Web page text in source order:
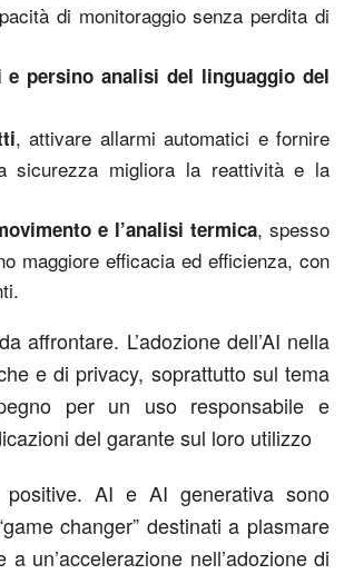
di monitoraggio senza perdita di
persino analisi del linguaggio del
, attivare allarmi automatici e fornire
sicurezza migliora la reattività e la
e l’analisi termica, spesso
maggiore efficacia ed efficienza, con
affrontare. L’adozione dell’AI nella
e di privacy, soprattutto sul tema
per un uso responsabile e
del garante sul loro utilizzo
AI e AI generativa sono
changer” destinati a plasmare
un’accelerazione nell’adozione di